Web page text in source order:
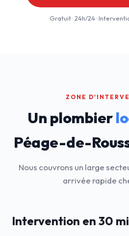
Gratuit · 24h/24 ·
ZONE
Un plombier
Péage-de-
Nous couvrons un large
arrivée rapide
Intervention en 30